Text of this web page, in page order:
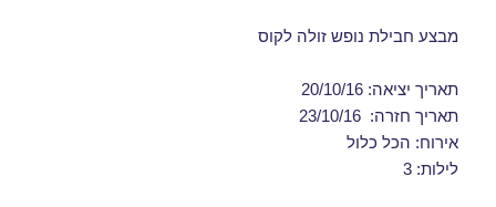
מבצע חבילת נופש זולה לקוס
תאריך יציאה: 20/10/16
תאריך חזרה: 23/10/16
אירוח: הכל כלול
לילות: 3